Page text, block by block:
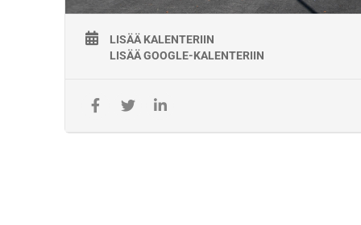
LISÄÄ KALENTERIIN
LISÄÄ GOOGLE-KALENTERIIN